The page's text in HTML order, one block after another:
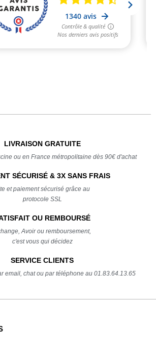
LIVRAISON GRATUITE
ou en France métropolitaine dès 90€ d'achat
SÉCURISÉ & 3X SANS FRAIS
et paiement sécurisé grâce au
protocole SSL
OU REMBOURSÉ
Avoir ou remboursement,
c'est vous qui décidez
SERVICE CLIENTS
email, chat ou par téléphone au 01.83.64.13.65